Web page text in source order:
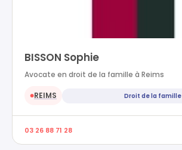
BISSON Sophie
Avocate en droit de la famille à Reims
●REIMS Droit de la famille
03 26 88 71 28